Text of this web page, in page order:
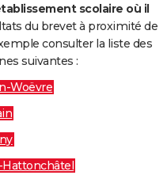
scolaire où il
du brevet à proximité de
consulter la liste des
suivantes :
Woëvre
Hattonchâtel